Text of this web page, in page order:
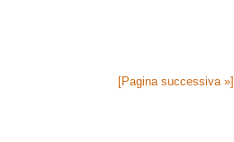
[Pagina successiva »]